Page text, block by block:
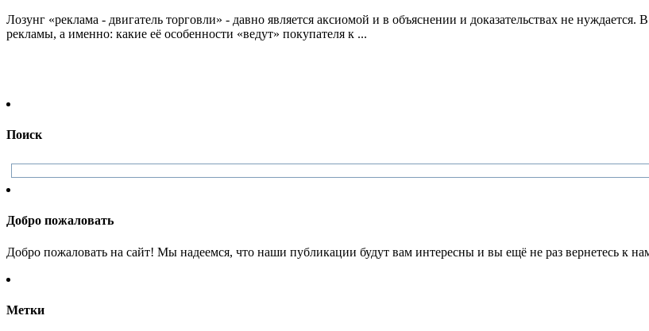
Лозунг «реклама - двигатель торговли» - давно является аксиомой и в объяснении и доказательствах не нуждается.
рекламы, а именно: какие её особенности «ведут» покупателя к ...
Поиск
Добро пожаловать
Добро пожаловать на сайт! Мы надеемся, что наши публикации будут вам интересны и вы ещё не раз вернетесь к
Метки